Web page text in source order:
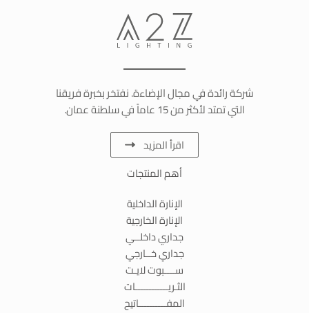
شركة رائدة في مجال الإضاءة. نفتخر بخبرة فريقنا
التي تمتد لأكثر من 15 عاماً في سلطنة عمان.
اقرأ المزيد
أهم المنتجات
الإنارة الداخلية
الإنارة الخارجية
جداري داخلــي
جداري خــارجي
ســــبوت لايـت
الثـريــــــــــــات
المفــــــــــاتيح